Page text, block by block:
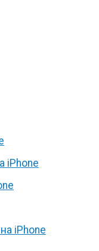
iPhone
iPhone